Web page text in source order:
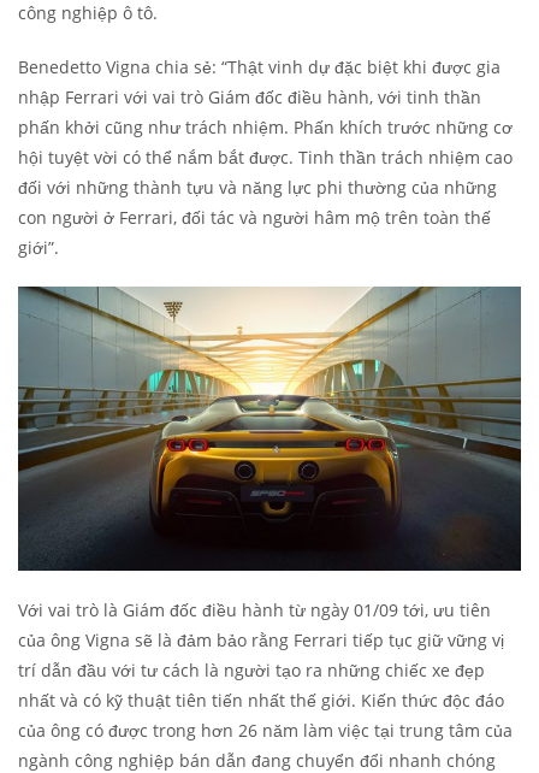
công nghiệp ô tô.
Benedetto Vigna chia sẻ: “Thật vinh dự đặc biệt khi được gia
nhập Ferrari với vai trò Giám đốc điều hành, với tinh thần
phấn khởi cũng như trách nhiệm. Phấn khích trước những cơ
hội tuyệt vời có thể nắm bắt được. Tinh thần trách nhiệm cao
đối với những thành tựu và năng lực phi thường của những
con người ở Ferrari, đối tác và người hâm mộ trên toàn thế
giới”.
Với vai trò là Giám đốc điều hành từ ngày 01/09 tới, ưu tiên
của ông Vigna sẽ là đảm bảo rằng Ferrari tiếp tục giữ vững vị
trí dẫn đầu với tư cách là người tạo ra những chiếc xe đẹp
nhất và có kỹ thuật tiên tiến nhất thế giới. Kiến thức độc đáo
của ông có được trong hơn 26 năm làm việc tại trung tâm của
ngành công nghiệp bán dẫn đang chuyển đổi nhanh chóng